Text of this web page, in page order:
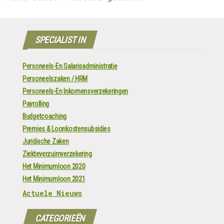
SPECIALIST IN
Personeels-En Salarisadministratie
Personeelszaken / HRM
Personeels-En Inkomensverzekeringen
Payrolling
Budgetcoaching
Premies & Loonkostensubsidies
Juridische Zaken
Ziekteverzuimverzekering
Het Minimumloon 2020
Het Minimumloon 2021
Actuele Nieuws
CATEGORIEËN